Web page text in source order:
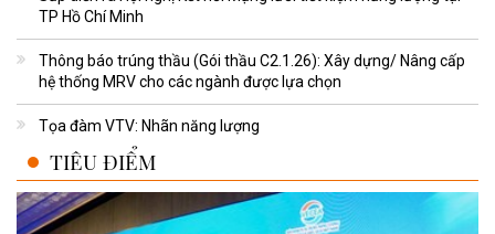
TP Hồ Chí Minh
Thông báo trúng thầu (Gói thầu C2.1.26): Xây dựng/ Nâng cấp
hệ thống MRV cho các ngành được lựa chọn
Tọa đàm VTV: Nhãn năng lượng
TIÊU ĐIỂM